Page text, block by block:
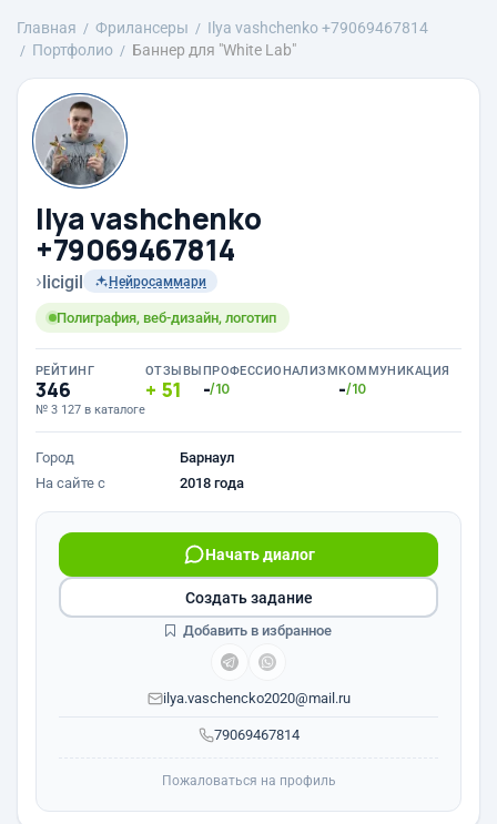
Главная Фрилансеры
Ilya vashchenko +79069467814
Портфолио
Баннер для "White Lab"
Ilya vashchenko
+79069467814
›licigil Нейросаммари
Полиграфия, веб-дизайн, логотип
РЕЙТИНГ
346
№ 3 127 в каталоге
ОТЗЫВЫ
51
ПРОФЕССИОНАЛИЗМ
-/10
КОММУНИКАЦИЯ
-/10
Город
Барнаул
На сайте с
2018 года
79069467814
Начать диалог
ilya.vaschencko2020@mail.ru
Создать задание
Добавить в избранное
Пожаловаться на профиль